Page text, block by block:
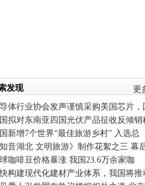
发现 更
体行业协会发声谨慎采购美国芯片，
拟对东南亚四国光伏产品征收反倾销
新增7个世界“最佳旅游乡村” 入选总
知音湖北 文明旅游》制作花絮之三 幕
咖啡豆价格暴涨 我国23.6万余家咖
构建现代化建材产业体系，我国将推